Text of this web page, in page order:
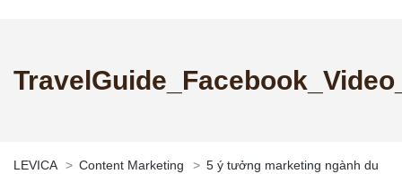
LEVICA > Content Marketing > 5 ý tưởng marketing ngành du